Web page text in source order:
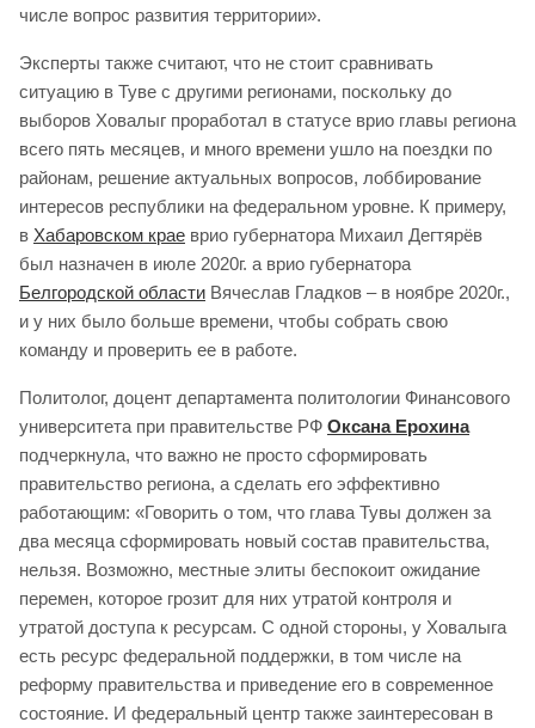
числе вопрос развития территории».
Эксперты также считают, что не стоит сравнивать
ситуацию в Туве с другими регионами, поскольку до
выборов Ховалыг проработал в статусе врио главы региона
всего пять месяцев, и много времени ушло на поездки по
районам, решение актуальных вопросов, лоббирование
интересов республики на федеральном уровне. К примеру,
в Хабаровском крае врио губернатора Михаил Дегтярёв
был назначен в июле 2020г. а врио губернатора
Белгородской области Вячеслав Гладков – в ноябре 2020г.,
и у них было больше времени, чтобы собрать свою
команду и проверить ее в работе.
Политолог, доцент департамента политологии Финансового
университета при правительстве РФ Оксана Ерохина
подчеркнула, что важно не просто сформировать
правительство региона, а сделать его эффективно
работающим: «Говорить о том, что глава Тувы должен за
два месяца сформировать новый состав правительства,
нельзя. Возможно, местные элиты беспокоит ожидание
перемен, которое грозит для них утратой контроля и
утратой доступа к ресурсам. С одной стороны, у Ховалыга
есть ресурс федеральной поддержки, в том числе на
реформу правительства и приведение его в современное
состояние. И федеральный центр также заинтересован в